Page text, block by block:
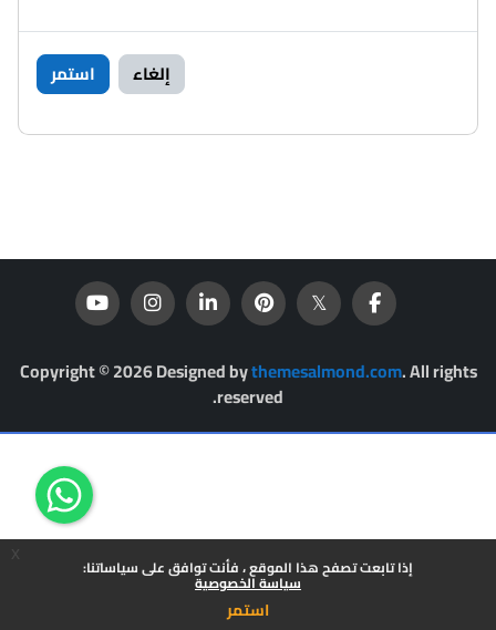
إذا تابعت تصفح هذا الموقع ، فأنت توافق على سياساتنا:
سياسة الخصوصية
استمر
إلغاء استمر
Copyright © 2026 Designed bythemesalmond.com. All rights
reserved.